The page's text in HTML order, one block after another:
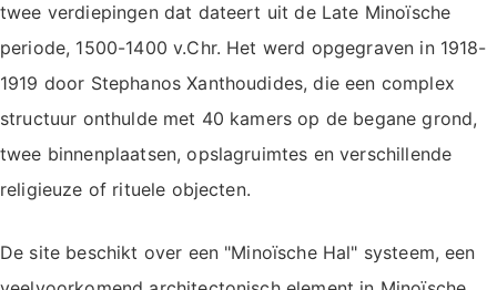
twee verdiepingen dat dateert uit de Late Minoïsche
periode, 1500-1400 v.Chr. Het werd opgegraven in 1918-
1919 door Stephanos Xanthoudides, die een complex
structuur onthulde met 40 kamers op de begane grond,
twee binnenplaatsen, opslagruimtes en verschillende
religieuze of rituele objecten.
De site beschikt over een "Minoïsche Hal" systeem, een